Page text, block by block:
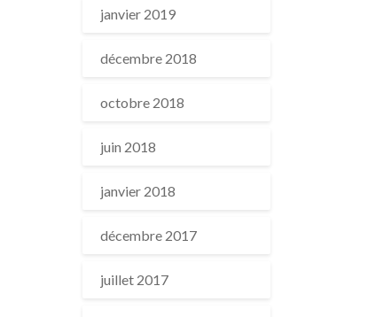
janvier 2019
décembre 2018
octobre 2018
juin 2018
janvier 2018
décembre 2017
juillet 2017